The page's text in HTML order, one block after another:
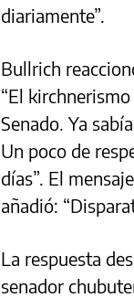
diariamente”.
Bullrich
“El
Senado. Ya
Un poco de
días”. El
añadió:
La respuesta
senador